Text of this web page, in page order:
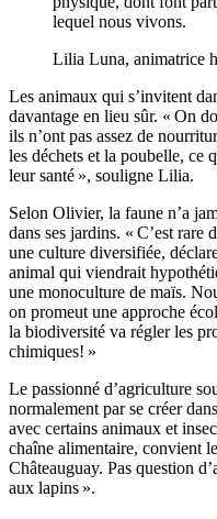
lequel nous vivons.
Lilia Luna, animatrice
Les animaux qui s’invitent
davantage en lieu sûr. « On
ils n’ont pas assez de
les déchets et la poubelle, ce
leur santé », souligne Lilia.
Selon Olivier, la faune n’a
dans ses jardins. « C’est rare
une culture diversifiée,
animal qui viendrait
une monoculture de maïs.
on promeut une approche
la biodiversité va régler les
chimiques! »
Le passionné d’agriculture
normalement par se créer
avec certains animaux et
chaîne alimentaire, convient
Châteauguay. Pas question
aux lapins ».